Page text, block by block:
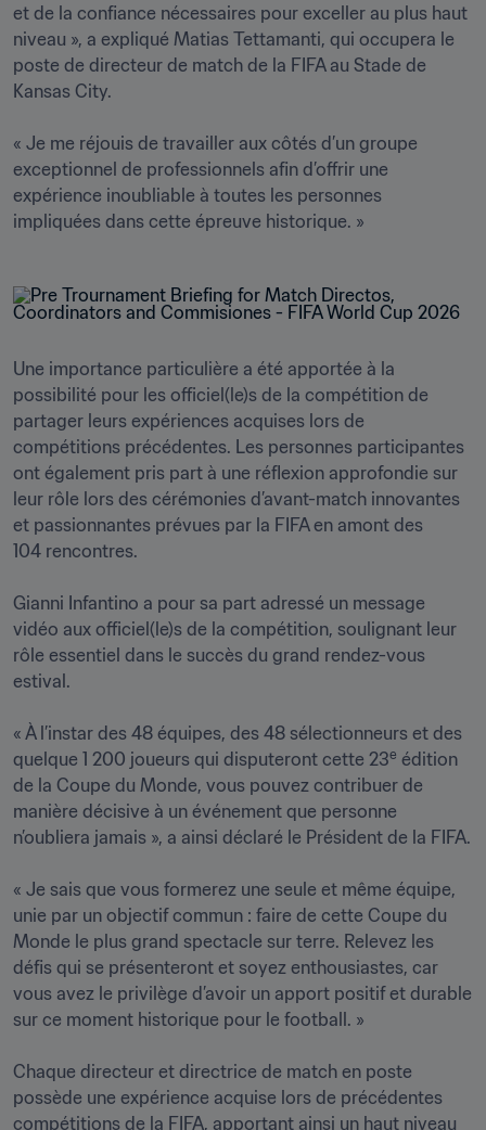
et de la confiance nécessaires pour exceller au plus haut
niveau », a expliqué Matias Tettamanti, qui occupera le
poste de directeur de match de la FIFA au Stade de
Kansas City.
« Je me réjouis de travailler aux côtés d’un groupe
exceptionnel de professionnels afin d’offrir une
expérience inoubliable à toutes les personnes
impliquées dans cette épreuve historique. »
Une importance particulière a été apportée à la
possibilité pour les officiel(le)s de la compétition de
partager leurs expériences acquises lors de
compétitions précédentes. Les personnes participantes
ont également pris part à une réflexion approfondie sur
leur rôle lors des cérémonies d’avant-match innovantes
et passionnantes prévues par la FIFA en amont des
104 rencontres.
Gianni Infantino a pour sa part adressé un message
vidéo aux officiel(le)s de la compétition, soulignant leur
rôle essentiel dans le succès du grand rendez-vous
estival.
« À l’instar des 48 équipes, des 48 sélectionneurs et des
quelque 1 200 joueurs qui disputeront cette 23e édition
de la Coupe du Monde, vous pouvez contribuer de
manière décisive à un événement que personne
n’oubliera jamais », a ainsi déclaré le Président de la FIFA.
« Je sais que vous formerez une seule et même équipe,
unie par un objectif commun : faire de cette Coupe du
Monde le plus grand spectacle sur terre. Relevez les
défis qui se présenteront et soyez enthousiastes, car
vous avez le privilège d’avoir un apport positif et durable
sur ce moment historique pour le football. »
Chaque directeur et directrice de match en poste
possède une expérience acquise lors de précédentes
compétitions de la FIFA, apportant ainsi un haut niveau